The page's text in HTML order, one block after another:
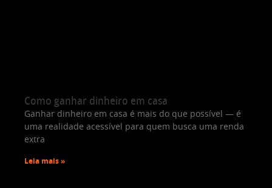
Como ganhar dinheiro em casa
Ganhar dinheiro em casa é mais do que possível — é
uma realidade acessível para quem busca uma renda
extra
Leia mais »